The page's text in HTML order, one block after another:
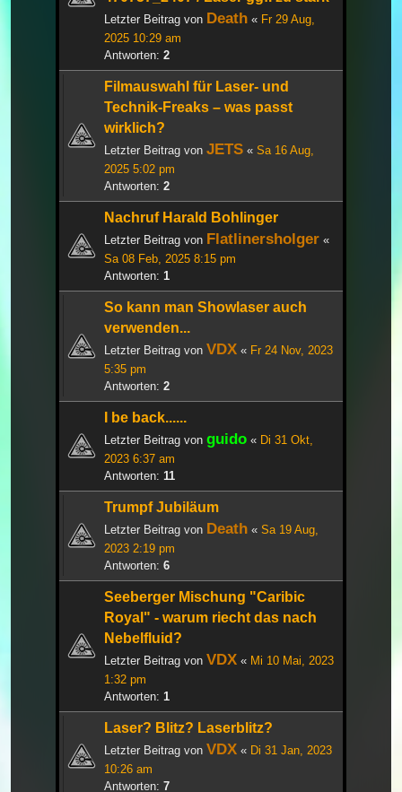
Letzter Beitrag von Death « Fr 29 Aug,
2025 10:29 am
Antworten: 2
Filmauswahl für Laser- und
Technik-Freaks – was passt
wirklich?
Letzter Beitrag von JETS « Sa 16 Aug,
2025 5:02 pm
Antworten: 2
Nachruf Harald Bohlinger
Letzter Beitrag von Flatlinersholger «
Sa 08 Feb, 2025 8:15 pm
Antworten: 1
So kann man Showlaser auch
verwenden...
Letzter Beitrag von VDX « Fr 24 Nov, 2023
5:35 pm
Antworten: 2
I be back......
Letzter Beitrag von guido « Di 31 Okt,
2023 6:37 am
Antworten: 11
Trumpf Jubiläum
Letzter Beitrag von Death « Sa 19 Aug,
2023 2:19 pm
Antworten: 6
Seeberger Mischung "Caribic
Royal" - warum riecht das nach
Nebelfluid?
Letzter Beitrag von VDX « Mi 10 Mai, 2023
1:32 pm
Antworten: 1
Laser? Blitz? Laserblitz?
Letzter Beitrag von VDX « Di 31 Jan, 2023
10:26 am
Antworten: 7